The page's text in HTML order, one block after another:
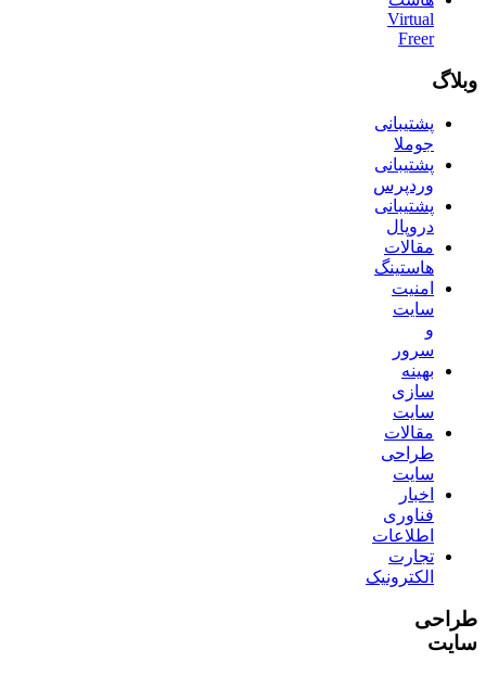
Virtual
Freer
وبلاگ
پشتیبانی
جوملا
پشتیبانی
وردپرس
پشتیبانی
دروپال
مقالات
هاستینگ
امنیت
سایت
و
سرور
بهینه
سازی
سایت
مقالات
طراحی
سایت
اخبار
فناوری
اطلاعات
تجارت
الکترونیک
طراحی
سایت